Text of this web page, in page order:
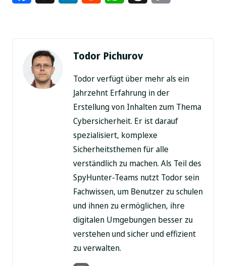
Todor Pichurov
Todor verfügt über mehr als ein
Jahrzehnt Erfahrung in der
Erstellung von Inhalten zum Thema
Cybersicherheit. Er ist darauf
spezialisiert, komplexe
Sicherheitsthemen für alle
verständlich zu machen. Als Teil des
SpyHunter-Teams nutzt Todor sein
Fachwissen, um Benutzer zu schulen
und ihnen zu ermöglichen, ihre
digitalen Umgebungen besser zu
verstehen und sicher und effizient
zu verwalten.